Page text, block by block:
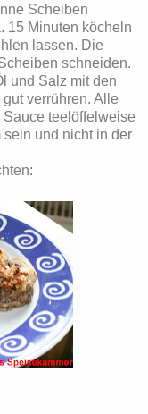
Scheiben
15 Minuten köcheln
lassen. Die
schneiden.
und Salz mit den
verrühren. Alle
teelöffelweise
und nicht in der